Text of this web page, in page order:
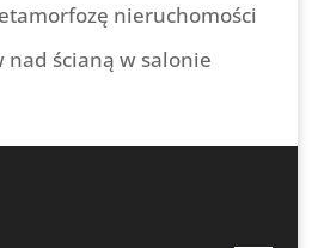
nieruchomości
nad ścianą w salonie